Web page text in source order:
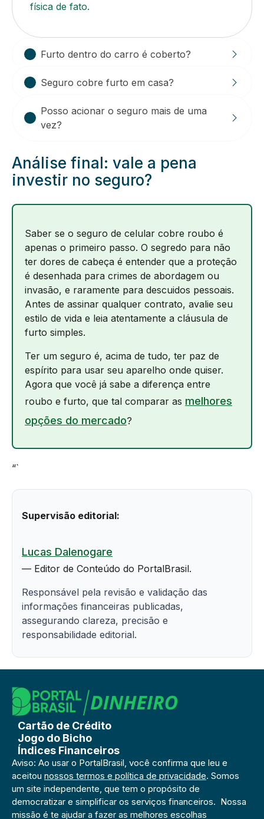
física de fato.
Furto dentro do carro é coberto?
Seguro cobre furto em casa?
Posso acionar o seguro mais de uma
vez?
Análise final: vale a pena
investir no seguro?
Saber se o seguro de celular cobre roubo é
apenas o primeiro passo. O segredo para não
ter dores de cabeça é entender que a proteção
é desenhada para crimes de abordagem ou
invasão, e raramente para descuidos pessoais.
Antes de assinar qualquer contrato, avalie seu
estilo de vida e leia atentamente a cláusula de
furto simples.
Ter um seguro é, acima de tudo, ter paz de
espírito para usar seu aparelho onde quiser.
Agora que você já sabe a diferença entre
roubo e furto, que tal comparar as melhores
opções do mercado?
“`
Supervisão editorial:
Lucas Dalenogare
— Editor de Conteúdo do PortalBrasil.
Responsável pela revisão e validação das
informações financeiras publicadas,
assegurando clareza, precisão e
responsabilidade editorial.
Cartão de Crédito
Jogo do Bicho
Índices Financeiros
Aviso: Ao usar o PortalBrasil, você confirma que leu e
aceitou nossos termos e política de privacidade. Somos
um site independente, que tem o propósito de
democratizar e simplificar os serviços financeiros. Nossa
missão é te ajudar a fazer as melhores escolhas